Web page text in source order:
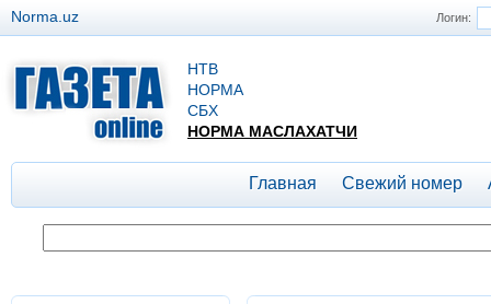
Логин:
Norma.uz
НТВ
НОРМА
СБХ
НОРМА МАСЛАХАТЧИ
Главная Свежий номер